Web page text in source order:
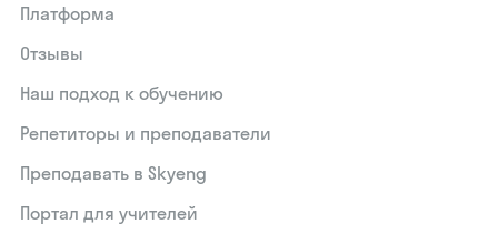
Платформа
Отзывы
Наш подход к обучению
Репетиторы и преподаватели
Преподавать в Skyeng
Портал для учителей